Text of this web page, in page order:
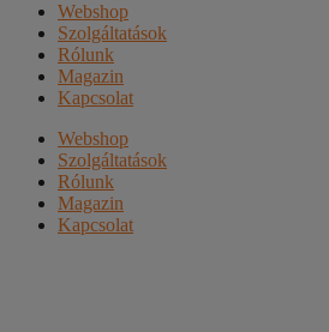
Webshop
Szolgáltatások
Rólunk
Magazin
Kapcsolat
Webshop
Szolgáltatások
Rólunk
Magazin
Kapcsolat